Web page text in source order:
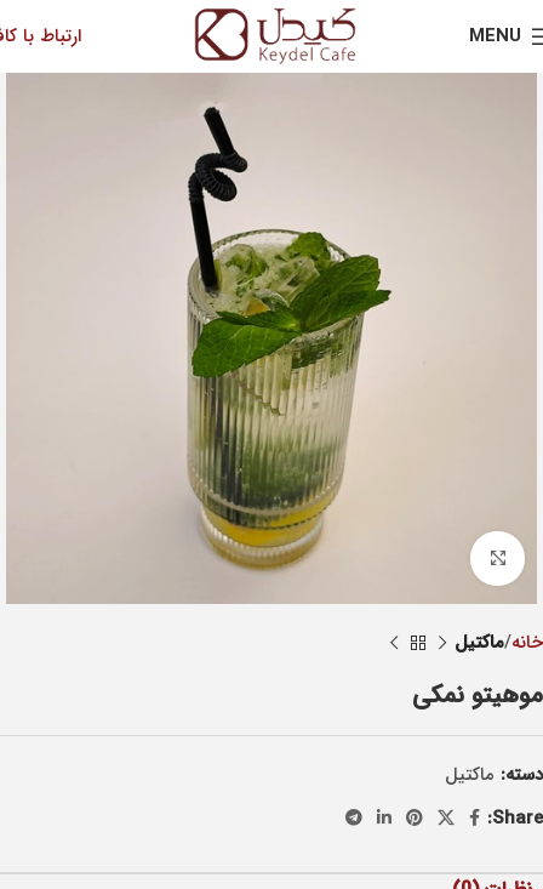
MENU ارتباط با
Click to enlarge
خانه ماکتيل
موهیتو نمکی
دسته: ماکتيل
Share: